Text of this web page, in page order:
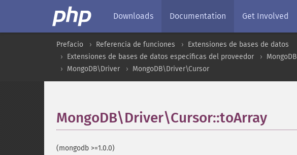
Downloads Documentation Get Involved
Prefacio Referencia de funciones
Extensiones de bases de datos
Extensiones de bases de datos específicas del proveedor
MongoDB
MongoDB\Driver
MongoDB\Driver\Cursor
MongoDB\Driver\Cursor::toArray
(mongodb >=1.0.0)